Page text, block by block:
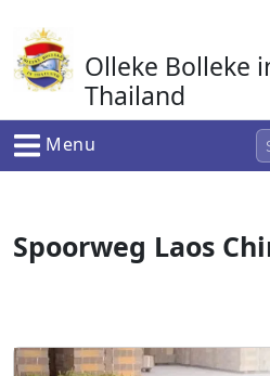
naar
de
inhoud
Olleke Bolleke
Thailand
In Thailand
Menu
Spoorweg Laos